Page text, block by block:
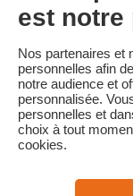
Familytrip
Qui sommes-nous?
La Presse parle de nous
Paiement sécurisé
est notre
Nos partenaires et
personnelles afin
notre audience et
personnalisée.
personnelles et
choix à tout
cookies.